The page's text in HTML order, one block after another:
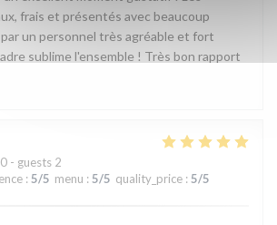
frais et présentés avec beaucoup
un personnel très agréable et fort
sublime l'ensemble ! Très bon rapport
- guests 2
: 5/5 menu : 5/5 quality_price : 5/5